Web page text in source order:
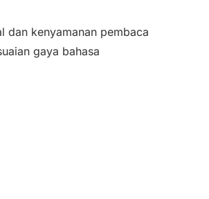
dan kenyamanan pembaca
gaya bahasa